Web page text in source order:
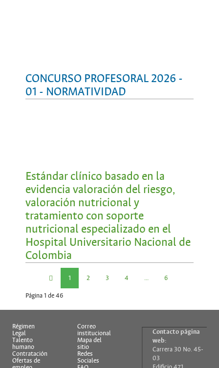
CONCURSO PROFESORAL 2026 -
01 - NORMATIVIDAD
Estándar clínico basado en la
evidencia valoración del riesgo,
valoración nutricional y
tratamiento con soporte
nutricional especializado en el
Hospital Universitario Nacional de
Colombia
1 2 3 4 ... 6
Página 1 de 46
Régimen
Legal
Talento
humano
Contratación
Ofertas de
Correo
institucional
Mapa del
sitio
Redes
Sociales
Contacto página
web:
Carrera 30 No. 45-
03